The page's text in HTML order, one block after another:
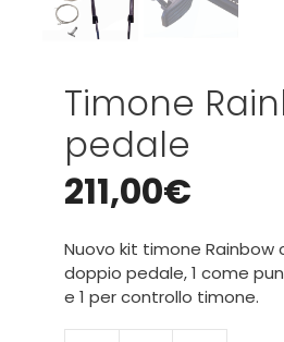
Timone
pedale
211,00€
Nuovo kit timone Rainbow
doppio pedale, 1 come
e 1 per controllo timone.